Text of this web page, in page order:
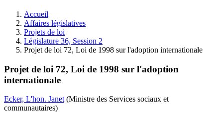
législative.
Accueil
Affaires législatives
Projets de loi
Législature 36, Session 2
Projet de loi 72, Loi de 1998 sur l'adoption internationale
Projet de loi 72, Loi de 1998 sur l'adoption
internationale
Ecker, L'hon. Janet (Ministre des Services sociaux et
communautaires)